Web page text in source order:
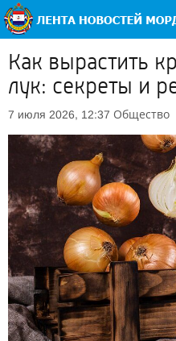
Как вырастить
лук: секреты и
7 июля 2026, 12:37 Общество